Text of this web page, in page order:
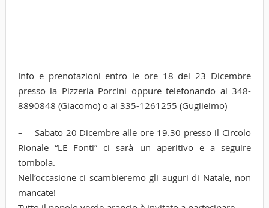
Info e prenotazioni entro le ore 18 del 23 Dicembre
presso la Pizzeria Porcini oppure telefonando al 348-
8890848 (Giacomo) o al 335-1261255 (Guglielmo)
– Sabato 20 Dicembre alle ore 19.30 presso il Circolo
Rionale “LE Fonti” ci sarà un aperitivo e a seguire
tombola.
Nell’occasione ci scambieremo gli auguri di Natale, non
mancate!